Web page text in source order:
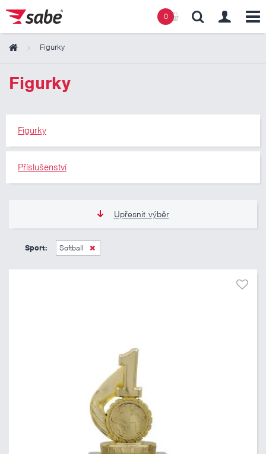
0
Figurky
Figurky
Figurky
Příslušenství
Upřesnit výběr
105 Kč
Sport: Softball
Obsah košíku